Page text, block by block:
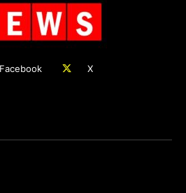
Facebook X